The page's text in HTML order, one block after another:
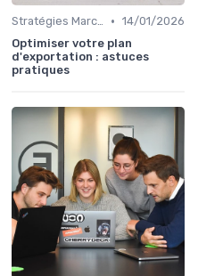
Stratégies Marchés • 14/01/2026
Optimiser votre plan
d'exportation : astuces
pratiques